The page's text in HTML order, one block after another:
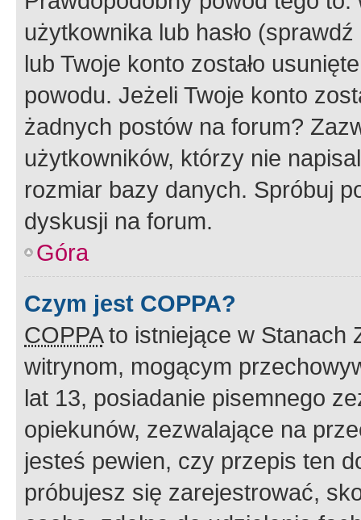
użytkownika lub hasło
lub Twoje konto zostało
powodu. Jeżeli Twoje konto
żadnych postów na forum?
użytkowników, którzy nie
rozmiar bazy danych. Spróbuj
dyskusji na forum.
Góra
Czym jest COPPA?
COPPAto istniejące w Stanach
witrynom, mogącym
lat 13, posiadanie pisemnego
opiekunów, zezwalające na
jesteś pewien, czy przepis ten
próbujesz się zarejestrować,